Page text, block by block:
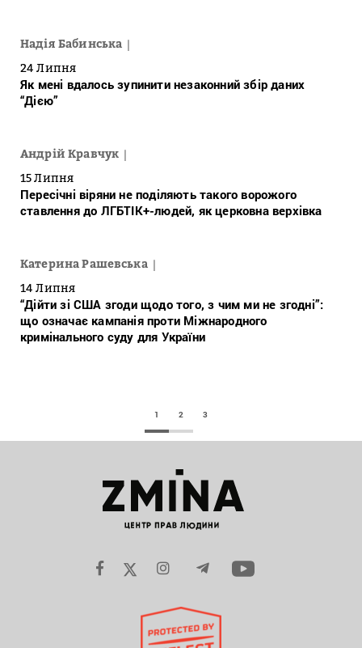
Надія Бабинська
24 Липня
Як мені вдалось зупинити незаконний збір даних
“Дією”
Андрій Кравчук
15 Липня
Пересічні віряни не поділяють такого ворожого
ставлення до ЛГБТІК+-людей, як церковна верхівка
Катерина Рашевська
14 Липня
“Дійти зі США згоди щодо того, з чим ми не згодні”:
що означає кампанія проти Міжнародного
кримінального суду для України
1 2 3